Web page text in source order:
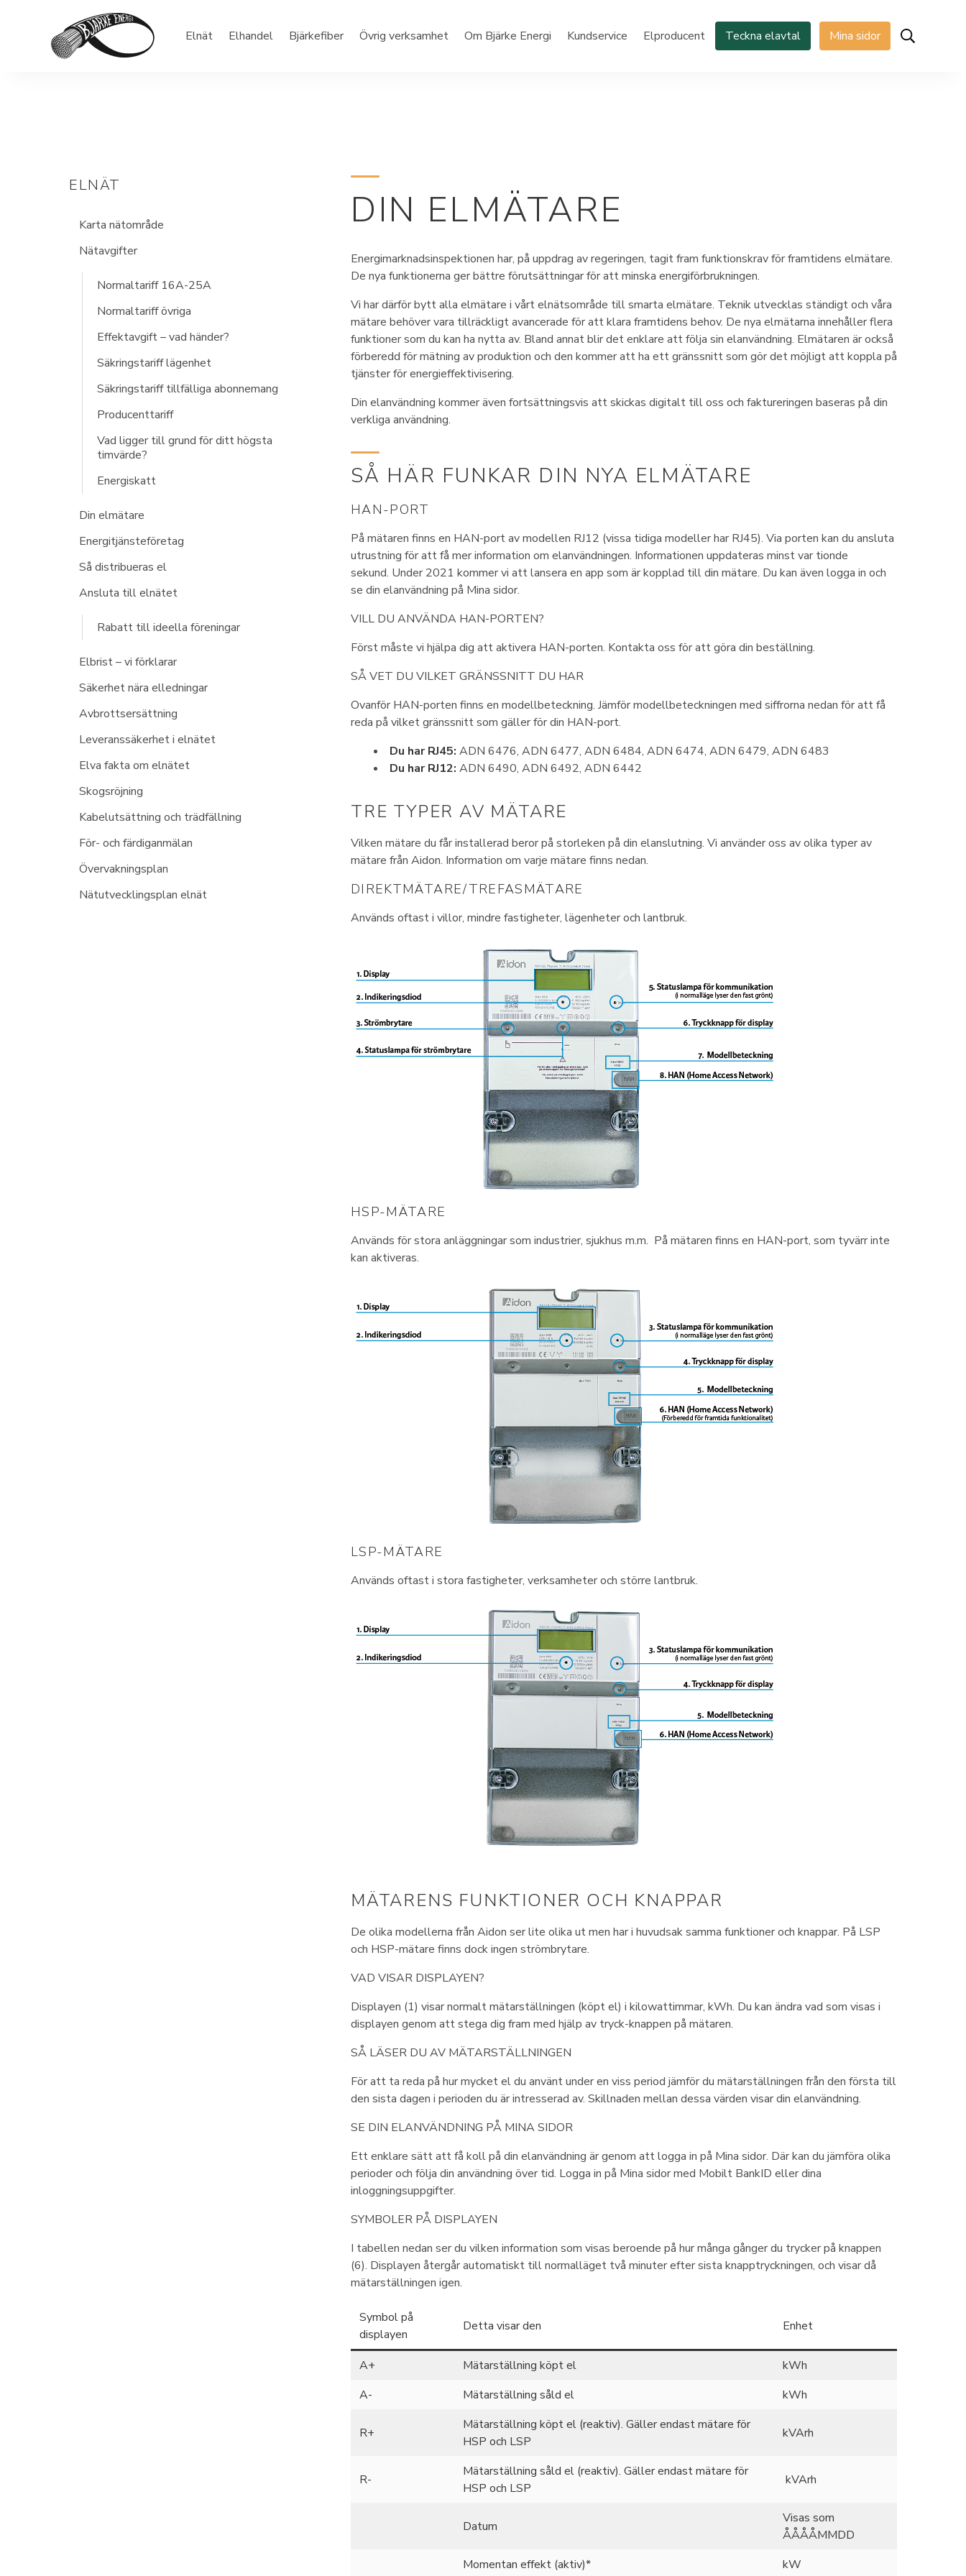
Elnät Elhandel Bjärkefiber Övrig verksamhet Om Bjärke Energi Kundservice Elproducent Teckna elavtal Mina sidor
DIN ELMÄTARE
Energimarknadsinspektionen har, på uppdrag av regeringen, tagit fram funktionskrav för framtidens elmätare.
De nya funktionerna ger bättre förutsättningar för att minska energiförbrukningen.
Vi har därför bytt alla elmätare i vårt elnätsområde till smarta elmätare. Teknik utvecklas ständigt och våra
mätare behöver vara tillräckligt avancerade för att klara framtidens behov. De nya elmätarna innehåller flera
funktioner som du kan ha nytta av. Bland annat blir det enklare att följa sin elanvändning. Elmätaren är också
förberedd för mätning av produktion och den kommer att ha ett gränssnitt som gör det möjligt att koppla på
tjänster för energieffektivisering.
Din elanvändning kommer även fortsättningsvis att skickas digitalt till oss och faktureringen baseras på din
verkliga användning.
SÅ HÄR FUNKAR DIN NYA ELMÄTARE
HAN-PORT
På mätaren finns en HAN-port av modellen RJ12 (vissa tidiga modeller har RJ45). Via porten kan du ansluta
utrustning för att få mer information om elanvändningen. Informationen uppdateras minst var tionde
sekund. Under 2021 kommer vi att lansera en app som är kopplad till din mätare. Du kan även logga in och
se din elanvändning på Mina sidor.
VILL DU ANVÄNDA HAN-PORTEN?
Först måste vi hjälpa dig att aktivera HAN-porten. Kontakta oss för att göra din beställning.
SÅ VET DU VILKET GRÄNSSNITT DU HAR
Ovanför HAN-porten finns en modellbeteckning. Jämför modellbeteckningen med siffrorna nedan för att få
reda på vilket gränssnitt som gäller för din HAN-port.
Du har RJ45: ADN 6476, ADN 6477, ADN 6484, ADN 6474, ADN 6479, ADN 6483
Du har RJ12: ADN 6490, ADN 6492, ADN 6442
TRE TYPER AV MÄTARE
Vilken mätare du får installerad beror på storleken på din elanslutning. Vi använder oss av olika typer av
mätare från Aidon. Information om varje mätare finns nedan.
DIREKTMÄTARE/TREFASMÄTARE
Används oftast i villor, mindre fastigheter, lägenheter och lantbruk.
HSP-MÄTARE
Används för stora anläggningar som industrier, sjukhus m.m. På mätaren finns en HAN-port, som tyvärr inte
kan aktiveras.
LSP-MÄTARE
Används oftast i stora fastigheter, verksamheter och större lantbruk.
MÄTARENS FUNKTIONER OCH KNAPPAR
De olika modellerna från Aidon ser lite olika ut men har i huvudsak samma funktioner och knappar. På LSP
och HSP-mätare finns dock ingen strömbrytare.
VAD VISAR DISPLAYEN?
Displayen (1) visar normalt mätarställningen (köpt el) i kilowattimmar, kWh. Du kan ändra vad som visas i
displayen genom att stega dig fram med hjälp av tryck-knappen på mätaren.
SÅ LÄSER DU AV MÄTARSTÄLLNINGEN
För att ta reda på hur mycket el du använt under en viss period jämför du mätarställningen från den första till
den sista dagen i perioden du är intresserad av. Skillnaden mellan dessa värden visar din elanvändning.
SE DIN ELANVÄNDNING PÅ MINA SIDOR
Ett enklare sätt att få koll på din elanvändning är genom att logga in på Mina sidor. Där kan du jämföra olika
perioder och följa din användning över tid. Logga in på Mina sidor med Mobilt BankID eller dina
inloggningsuppgifter.
SYMBOLER PÅ DISPLAYEN
I tabellen nedan ser du vilken information som visas beroende på hur många gånger du trycker på knappen
(6). Displayen återgår automatiskt till normalläget två minuter efter sista knapptryckningen, och visar då
mätarställningen igen.
Symbol på
displayen
Detta visar den Enhet
A+ Mätarställning köpt el
kWh
A-
Mätarställning såld el kWh
R+
Mätarställning köpt el (reaktiv). Gäller endast mätare för
HSP och LSP
kVArh
R-
Mätarställning såld el (reaktiv). Gäller endast mätare för
HSP och LSP
kVArh
Datum
Visas som
ÅÅÅÅMMDD
Momentan effekt (aktiv)*
kW
ELNÄT
Karta nätområde
Nätavgifter
Normaltariff 16A-25A
Normaltariff övriga
Effektavgift – vad händer?
Säkringstariff lägenhet
Säkringstariff tillfälliga abonnemang
Producenttariff
Vad ligger till grund för ditt högsta
timvärde?
Energiskatt
Din elmätare
Energitjänsteföretag
Så distribueras el
Ansluta till elnätet
Rabatt till ideella föreningar
Elbrist – vi förklarar
Säkerhet nära elledningar
Avbrottsersättning
Leveranssäkerhet i elnätet
Elva fakta om elnätet
Skogsröjning
Kabelutsättning och trädfällning
För- och färdiganmälan
Övervakningsplan
Nätutvecklingsplan elnät